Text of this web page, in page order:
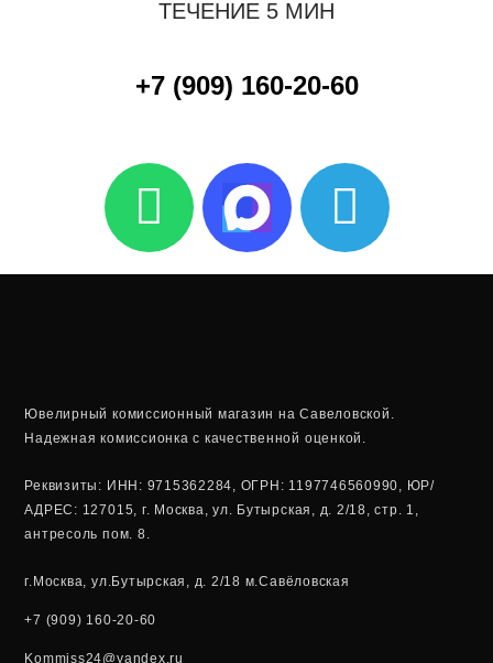
ТЕЧЕНИЕ 5 МИН
+7 (909) 160-20-60
W
h
a
a
p
p
T
e
l
r
a
m
Ювелирный комиссионный магазин на Савеловской.
Надежная комиссионка с качественной оценкой.
Реквизиты: ИНН: 9715362284, ОГРН: 1197746560990, ЮР/
АДРЕС: 127015, г. Москва, ул. Бутырская, д. 2/18, стр. 1,
антресоль пом. 8.
г.Москва, ул.Бутырская, д. 2/18 м.Савёловская
+7 (909) 160-20-60
Kommiss24@yandex.ru